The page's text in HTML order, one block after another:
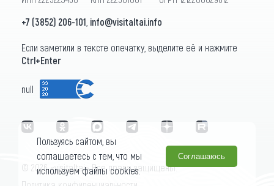
+7 (3852) 206-101 info@visitaltai.info
Если заметили в тексте опечатку, выделите её и нажмите
Ctrl+Enter
null
© 2026 «visitaltai» Все права защищены.
Пользуясь сайтом, вы
соглашаетесь с тем, что мы
используем файлы cookies.
Соглашаюсь